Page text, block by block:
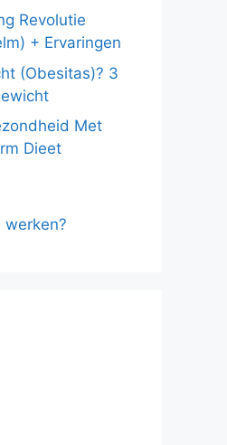
Revolutie
+ Ervaringen
(Obesitas)? 3
Met
Dieet